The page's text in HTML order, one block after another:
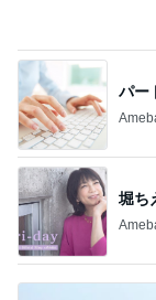
お出
モト